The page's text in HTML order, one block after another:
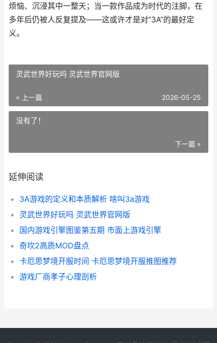
烦恼、沉浸其中一整天；当一款作品成为时代的注脚，在
多年后仍被人反复提及——这或许才是对“3A”的最好定
义。
灵武世界好玩吗 灵武世界官网版
« 上一篇 2026-05-25
没有了！
下一篇 »
延伸阅读
3A游戏的定义和本质解析 啥叫3a游戏
灵武世界好玩吗 灵武世界官网版
国内游戏引擎图鉴第五期 市面上游戏引擎
奇坎2高质MOD盘点
卡厄思梦境开服时间 卡厄思梦境开服推图推荐
游戏厂商孝子心理剖析